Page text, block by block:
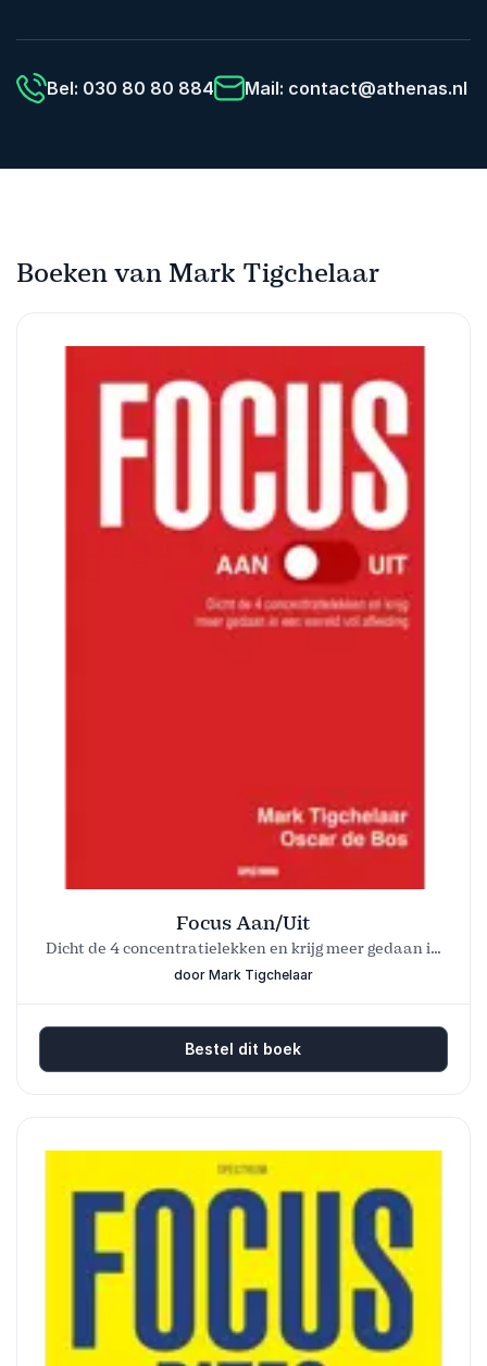
Bel: 030 80 80 884 Mail: contact@athenas.nl
Boeken van Mark Tigchelaar
Focus Aan/Uit
Dicht de 4 concentratielekken en krijg meer gedaan in
een wereld vol afleiding
door Mark Tigchelaar
Bestel dit boek